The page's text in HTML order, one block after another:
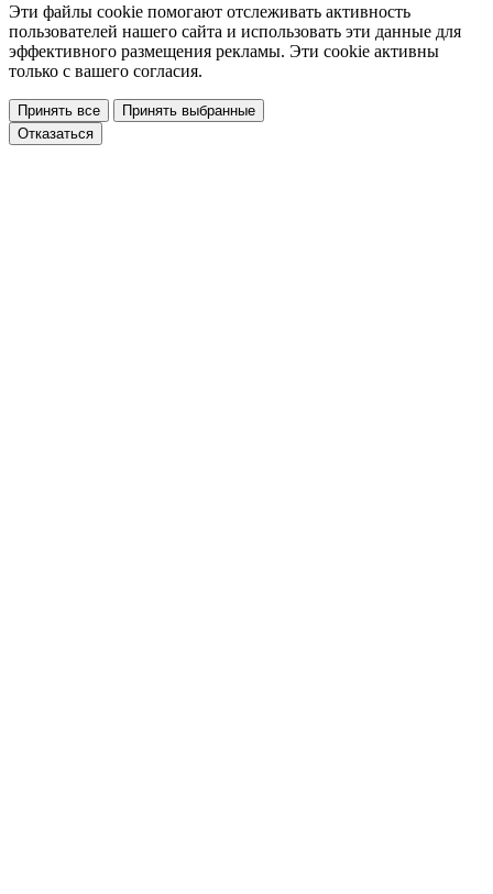
Эти файлы cookie помогают отслеживать активность
пользователей нашего сайта и использовать эти данные для
эффективного размещения рекламы. Эти cookie активны
только с вашего согласия.
Принять все
Принять выбранные
Отказаться